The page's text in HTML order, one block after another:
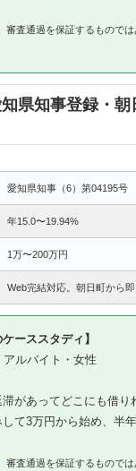
査通過を保証するものでは
県知事登録・朝
愛知県知事（6）第04195号
年15.0〜19.94%
1万〜200万円
Web完結対応。朝日町から
ーススタディ】
ルバイト・女性
滞があってどこにも借り
て3万円から始め、半
査通過を保証するものでは